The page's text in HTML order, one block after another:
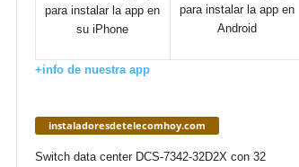
para instalar la app en
su iPhone
para instalar la app en
Android
+info de nuestra app
instaladoresdetelecomhoy.com
Switch data center DCS-7342-32D2X con 32